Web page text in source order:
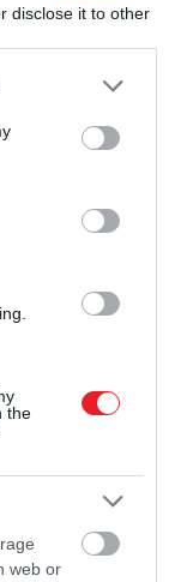
disclose it to other
or more Google
You may click to
party tags to
in below Google
the
web or
hová